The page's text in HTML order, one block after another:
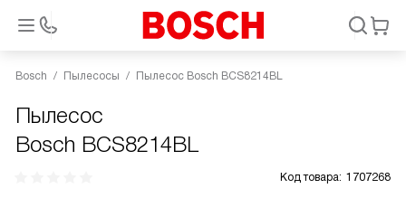
Bosch Пылесосы Пылесос Bosch BCS8214BL
Пылесос
Bosch BCS8214BL
Код товара: 1707268